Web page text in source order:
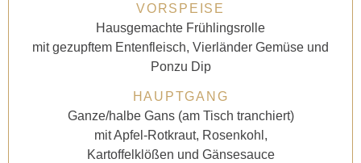
VORSPEISE
Hausgemachte Frühlingsrolle
mit gezupftem Entenfleisch, Vierländer Gemüse und
Ponzu Dip
HAUPTGANG
Ganze/halbe Gans (am Tisch tranchiert)
mit Apfel-Rotkraut, Rosenkohl,
Kartoffelklößen und Gänsesauce